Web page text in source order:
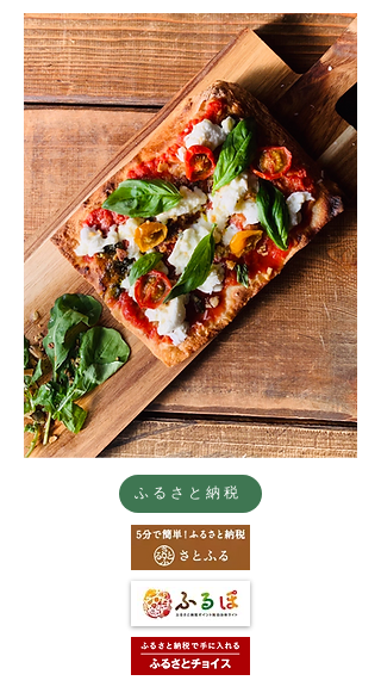
ふるさと納税